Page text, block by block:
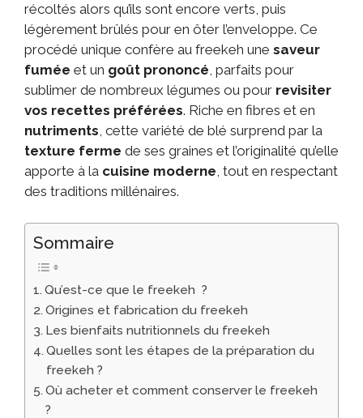
récoltés alors qu’ils sont encore verts, puis
légèrement brûlés pour en ôter l’enveloppe. Ce
procédé unique confère au freekeh une saveur
fumée et un goût prononcé, parfaits pour
sublimer de nombreux légumes ou pour revisiter
vos recettes préférées. Riche en fibres et en
nutriments, cette variété de blé surprend par la
texture ferme de ses graines et l’originalité qu’elle
apporte à la cuisine moderne, tout en respectant
des traditions millénaires.
Sommaire
Qu’est-ce que le freekeh ?
Origines et fabrication du freekeh
Les bienfaits nutritionnels du freekeh
Quelles sont les étapes de la préparation du
freekeh ?
Où acheter et comment conserver le freekeh
?